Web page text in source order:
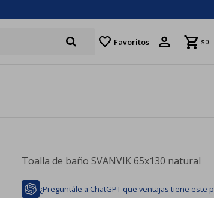
favorite Favoritos $0
Toalla de baño SVANVIK 65x130 natural
¿Preguntále a ChatGPT que ventajas tiene este